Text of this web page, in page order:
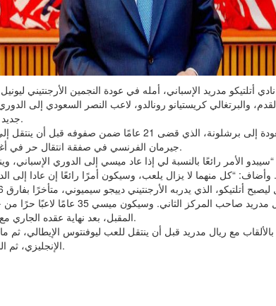
أتلتيكو مدريد الإسباني، أمله في عودة النجمين الأرجنتيني
والبرتغالي كريستيانو رونالدو، لاعب النصر السعودي إلى
جديد قبل اعتزالهما.
وارتبط اسم ميسي بشكل كبير بإمكانية العودة إلى برشلونة، الذي قضى 21 عامًا ضمن
جيرمان الفرنسي في صفقة انتقال حر في أغسطس 2021.
الأمر رائعًا بالنسبة لي إذا عاد ميسي إلى الدوري الإسباني،
برشلونة المتصدر، وخمس نقاط خلف ريال مدريد صاحب المركز
المقبل، بعد نهاية عقده الجاري مع سان جيرمان.
مع ريال مدريد قبل أن ينتقل للعب ليوفنتوس الإيطالي، ثم
الإنجليزي، ثم النصر السعودي.